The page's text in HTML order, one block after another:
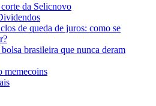
da Selicnovo
de queda de juros: como se
brasileira que nunca deram
memecoins